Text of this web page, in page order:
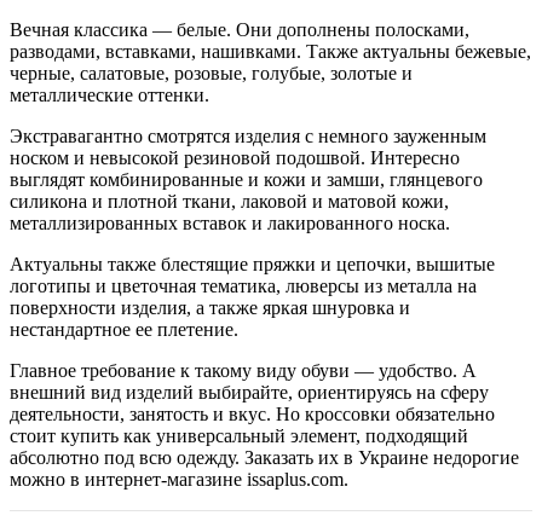
Вечная классика — белые. Они дополнены полосками,
разводами, вставками, нашивками. Также актуальны бежевые,
черные, салатовые, розовые, голубые, золотые и
металлические оттенки.
Экстравагантно смотрятся изделия с немного зауженным
носком и невысокой резиновой подошвой. Интересно
выглядят комбинированные и кожи и замши, глянцевого
силикона и плотной ткани, лаковой и матовой кожи,
металлизированных вставок и лакированного носка.
Актуальны также блестящие пряжки и цепочки, вышитые
логотипы и цветочная тематика, люверсы из металла на
поверхности изделия, а также яркая шнуровка и
нестандартное ее плетение.
Главное требование к такому виду обуви — удобство. А
внешний вид изделий выбирайте, ориентируясь на сферу
деятельности, занятость и вкус. Но кроссовки обязательно
стоит купить как универсальный элемент, подходящий
абсолютно под всю одежду. Заказать их в Украине недорогие
можно в интернет-магазине issaplus.com.